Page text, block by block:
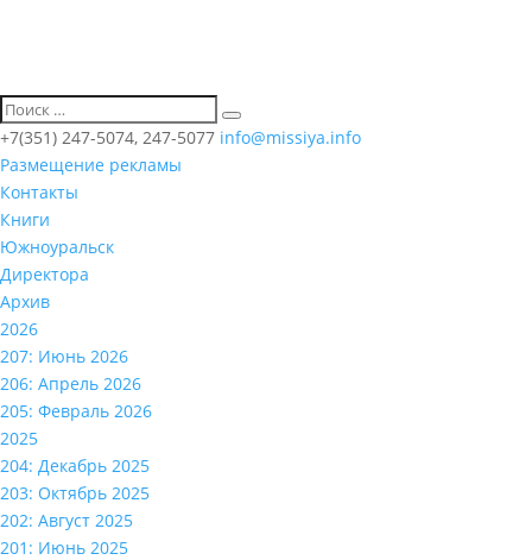
+7(351) 247-5074, 247-5077 info@missiya.info
Размещение рекламы
Контакты
Книги
Южноуральск
Директора
Архив
2026
207: Июнь 2026
206: Апрель 2026
205: Февраль 2026
2025
204: Декабрь 2025
203: Октябрь 2025
202: Август 2025
201: Июнь 2025